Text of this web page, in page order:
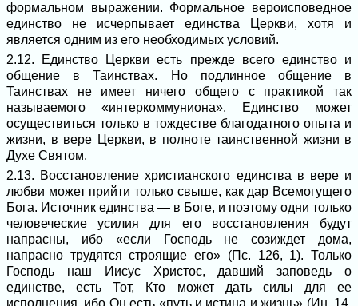
формальном выражении. Формальное вероисповедное
единство не исчерпывает единства Церкви, хотя и
является одним из его необходимых условий.
2.12. Единство Церкви есть прежде всего единство и
общение в Таинствах. Но подлинное общение в
Таинствах не имеет ничего общего с практикой так
называемого «интеркоммуниона». Единство может
осуществиться только в тождестве благодатного опыта и
жизни, в вере Церкви, в полноте таинственной жизни в
Духе Святом.
2.13. Восстановление христианского единства в вере и
любви может прийти только свыше, как дар Всемогущего
Бога. Источник единства ― в Боге, и поэтому одни только
человеческие усилия для его восстановления будут
напрасны, ибо «если Господь не созиждет дома,
напрасно трудятся строящие его» (Пс. 126, 1). Только
Господь наш Иисус Христос, давший заповедь о
единстве, есть Тот, Кто может дать силы для ее
исполнения, ибо Он есть «путь и истина и жизнь» (Ин. 14,